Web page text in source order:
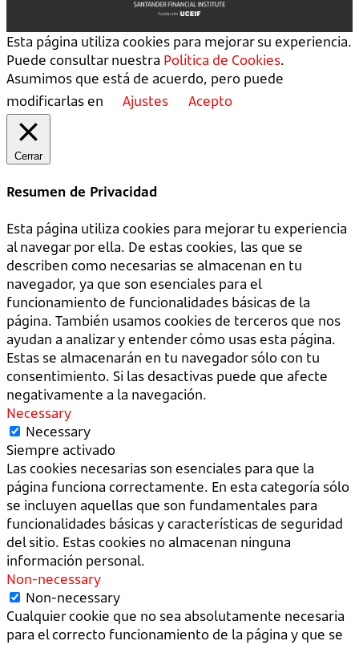
Esta página utiliza cookies para mejorar su experiencia.
Puede consultar nuestra Política de Cookies.
Asumimos que está de acuerdo, pero puede
modificarlas en
Ajustes Acepto
Cerrar
Resumen de Privacidad
Esta página utiliza cookies para mejorar tu experiencia
al navegar por ella. De estas cookies, las que se
describen como necesarias se almacenan en tu
navegador, ya que son esenciales para el
funcionamiento de funcionalidades básicas de la
página. También usamos cookies de terceros que nos
ayudan a analizar y entender cómo usas esta página.
Estas se almacenarán en tu navegador sólo con tu
consentimiento. Si las desactivas puede que afecte
negativamente a la navegación.
Necessary
Necessary
Siempre activado
Las cookies necesarias son esenciales para que la
página funciona correctamente. En esta categoría sólo
se incluyen aquellas que son fundamentales para
funcionalidades básicas y características de seguridad
del sitio. Estas cookies no almacenan ninguna
información personal.
Non-necessary
Non-necessary
Cualquier cookie que no sea absolutamente necesaria
para el correcto funcionamiento de la página y que se